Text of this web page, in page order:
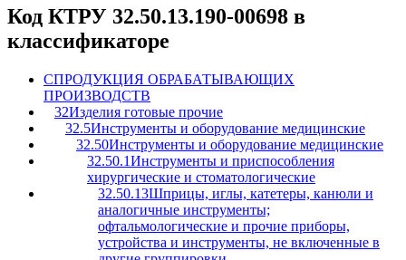
Код КТРУ 32.50.13.190-00698 в
классификаторе
CПРОДУКЦИЯ ОБРАБАТЫВАЮЩИХ
ПРОИЗВОДСТВ
32Изделия готовые прочие
32.5Инструменты и оборудование медицинские
32.50Инструменты и оборудование медицинские
32.50.1Инструменты и приспособления
хирургические и стоматологические
32.50.13Шприцы, иглы, катетеры, канюли и
аналогичные инструменты;
офтальмологические и прочие приборы,
устройства и инструменты, не включенные в